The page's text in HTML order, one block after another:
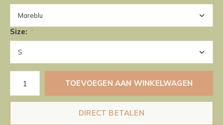
Size: *
TOEVOEGEN AAN WINKELWAGEN
DIRECT BETALEN